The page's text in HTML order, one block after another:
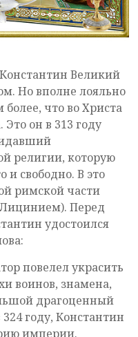
Великий
Но вполне лояльно
что во Христа
он в 313 году
религии, которую
и свободно. В это
римской части
Перед
удостоился
повелел украсить
воинов, знамена,
драгоценный
году, Константин
империи.